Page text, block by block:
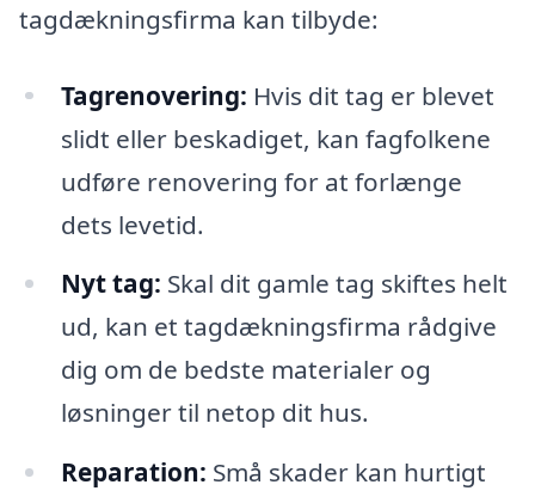
tagdækningsfirma kan tilbyde:
Tagrenovering: Hvis dit tag er blevet
slidt eller beskadiget, kan fagfolkene
udføre renovering for at forlænge
dets levetid.
Nyt tag: Skal dit gamle tag skiftes helt
ud, kan et tagdækningsfirma rådgive
dig om de bedste materialer og
løsninger til netop dit hus.
Reparation: Små skader kan hurtigt